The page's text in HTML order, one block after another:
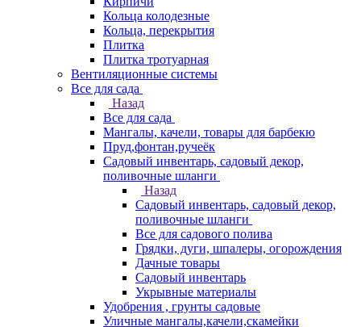
Кольца колодезные
Кольца, перекрытия
Плитка
Плитка тротуарная
Вентиляционные системы
Все для сада
Назад
Все для сада
Мангалы, качели, товары для барбекю
Пруд,фонтан,ручеёк
Садовый инвентарь, садовый декор,
поливочные шланги
Назад
Садовый инвентарь, садовый декор,
поливочные шланги
Все для садового полива
Грядки, дуги, шпалеры, огорождения
Дачные товары
Садовый инвентарь
Укрывные материалы
Удобрения , грунты садовые
Уличные мангалы,качели,скамейки